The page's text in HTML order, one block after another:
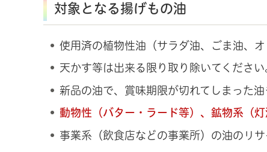
対象となる揚げもの油
使用済の植物性油（サラダ油、ごま油、オ
天かす等は出来る限り取り除いてください
新品の油で、賞味期限が切れてしまった油
動物性（バター・ラード等）、鉱物系（
事業系（飲食店などの事業所）の油のリサ